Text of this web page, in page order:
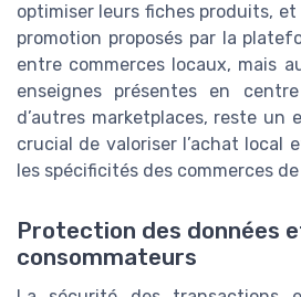
optimiser leurs fiches produits,
promotion proposés par la
entre commerces locaux, mais
enseignes présentes en
d’autres marketplaces, reste
crucial de valoriser l’achat local
les spécificités des commerces
Protection des données
consommateurs